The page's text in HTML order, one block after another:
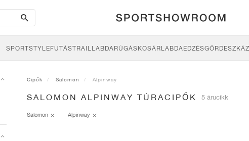
search-
btn
SPORTSTYLEFUTÁSTRAILLABDARÚGÁSKOSÁRLABDAEDZÉS
Cipők Salomon Alpinway
SALOMON ALPINWAY TÚRACIPŐK 5 árucikk
Salomon Alpinway